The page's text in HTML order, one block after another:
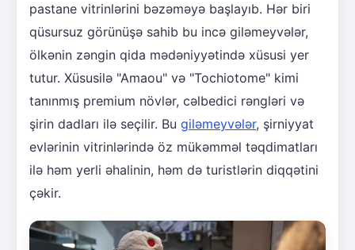
pastane vitrinlərini bəzəməyə başlayıb. Hər biri
qüsursuz görünüşə sahib bu incə giləmeyvələr,
ölkənin zəngin qida mədəniyyətində xüsusi yer
tutur. Xüsusilə "Amaou" və "Tochiotome" kimi
tanınmış premium növlər, cəlbedici rəngləri və
şirin dadları ilə seçilir. Bu giləmeyvələr, şirniyyat
evlərinin vitrinlərində öz mükəmməl təqdimatları
ilə həm yerli əhalinin, həm də turistlərin diqqətini
çəkir.